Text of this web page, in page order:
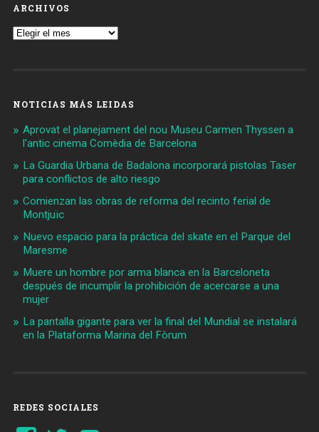
ARCHIVOS
Archivos
NOTICIAS MÁS LEIDAS
Aprovat el planejament del nou Museu Carmen Thyssen a
l'antic cinema Comèdia de Barcelona
La Guardia Urbana de Badalona incorporará pistolas Taser
para conflictos de alto riesgo
Comienzan las obras de reforma del recinto ferial de
Montjuïc
Nuevo espacio para la práctica del skate en el Parque del
Maresme
Muere un hombre por arma blanca en la Barceloneta
después de incumplir la prohibición de acercarse a una
mujer
La pantalla gigante para ver la final del Mundial se instalará
en la Plataforma Marina del Fòrum
REDES SOCIALES